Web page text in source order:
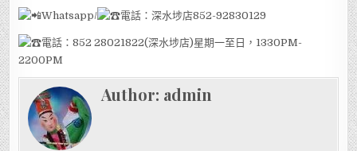
Whatsapp/ 電話：深水埗店852-92830129
電話：852 28021822(深水埗店)星期一至日，1330PM-
2200PM
Author: admin